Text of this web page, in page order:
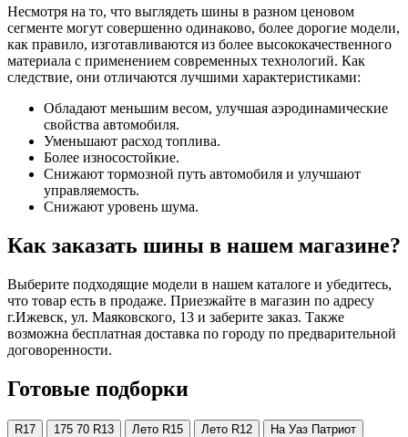
Несмотря на то, что выглядеть шины в разном ценовом
сегменте могут совершенно одинаково, более дорогие модели,
как правило, изготавливаются из более высококачественного
материала с применением современных технологий. Как
следствие, они отличаются лучшими характеристиками:
Обладают меньшим весом, улучшая аэродинамические
свойства автомобиля.
Уменьшают расход топлива.
Более износостойкие.
Снижают тормозной путь автомобиля и улучшают
управляемость.
Снижают уровень шума.
Как заказать шины в нашем магазине?
Выберите подходящие модели в нашем каталоге и убедитесь,
что товар есть в продаже. Приезжайте в магазин по адресу
г.Ижевск, ул. Маяковского, 13 и заберите заказ. Также
возможна бесплатная доставка по городу по предварительной
договоренности.
Готовые подборки
R17 175 70 R13 Лето R15 Лето R12 На Уаз Патриот